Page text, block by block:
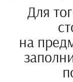
Для
на